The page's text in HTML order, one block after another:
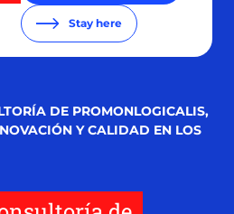
Stay here
DE PROMONLOGICALIS,
Y CALIDAD EN LOS